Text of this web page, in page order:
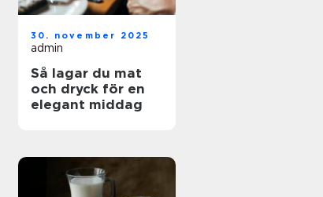
30. november 2025
admin
Så lagar du mat
och dryck för en
elegant middag